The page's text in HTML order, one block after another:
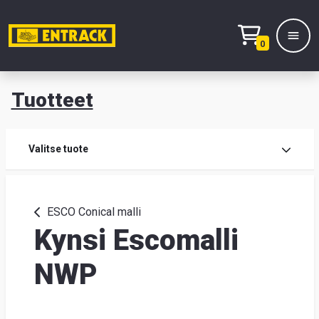
0
Tuotteet
Valitse tuote
ESCO Conical malli
Kynsi Escomalli
NWP